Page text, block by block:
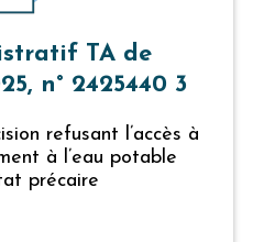
TA de
n° 2425440 3
refusant l’accès à
à l’eau potable
précaire